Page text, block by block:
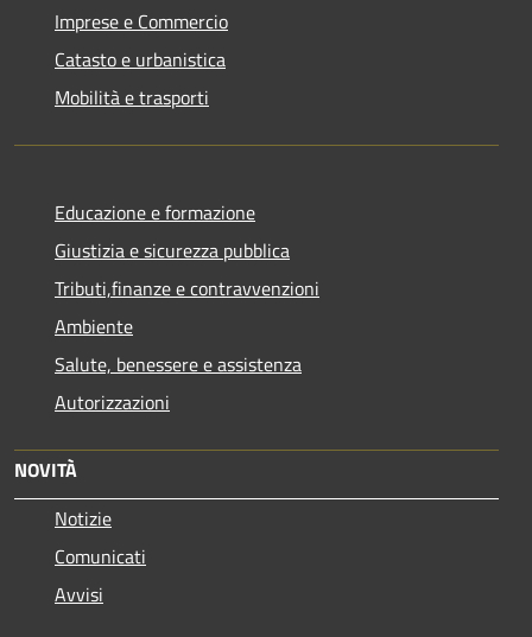
Imprese e Commercio
Catasto e urbanistica
Mobilità e trasporti
Educazione e formazione
Giustizia e sicurezza pubblica
Tributi,finanze e contravvenzioni
Ambiente
Salute, benessere e assistenza
Autorizzazioni
NOVITÀ
Notizie
Comunicati
Avvisi